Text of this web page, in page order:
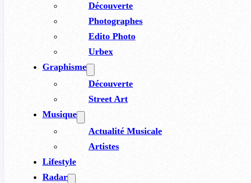
Découverte
Photographes
Edito Photo
Urbex
Graphisme
Découverte
Street Art
Musique
Actualité Musicale
Artistes
Lifestyle
Radar